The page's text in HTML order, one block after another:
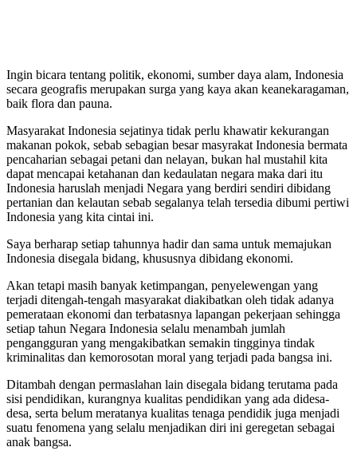
Ingin bicara tentang politik, ekonomi, sumber daya alam, Indonesia
secara geografis merupakan surga yang kaya akan keanekaragaman,
baik flora dan pauna.
Masyarakat Indonesia sejatinya tidak perlu khawatir kekurangan
makanan pokok, sebab sebagian besar masyrakat Indonesia bermata
pencaharian sebagai petani dan nelayan, bukan hal mustahil kita
dapat mencapai ketahanan dan kedaulatan negara maka dari itu
Indonesia haruslah menjadi Negara yang berdiri sendiri dibidang
pertanian dan kelautan sebab segalanya telah tersedia dibumi pertiwi
Indonesia yang kita cintai ini.
Saya berharap setiap tahunnya hadir dan sama untuk memajukan
Indonesia disegala bidang, khususnya dibidang ekonomi.
Akan tetapi masih banyak ketimpangan, penyelewengan yang
terjadi ditengah-tengah masyarakat diakibatkan oleh tidak adanya
pemerataan ekonomi dan terbatasnya lapangan pekerjaan sehingga
setiap tahun Negara Indonesia selalu menambah jumlah
pengangguran yang mengakibatkan semakin tingginya tindak
kriminalitas dan kemorosotan moral yang terjadi pada bangsa ini.
Ditambah dengan permaslahan lain disegala bidang terutama pada
sisi pendidikan, kurangnya kualitas pendidikan yang ada didesa-
desa, serta belum meratanya kualitas tenaga pendidik juga menjadi
suatu fenomena yang selalu menjadikan diri ini geregetan sebagai
anak bangsa.